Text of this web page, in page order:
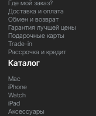
Где мой заказ?
Доставка и оплата
Обмен и возврат
Гарантия лучшей цены
Подарочные карты
Trade-in
Рассрочка и кредит
Каталог
Mac
iPhone
Watch
iPad
Аксессуары